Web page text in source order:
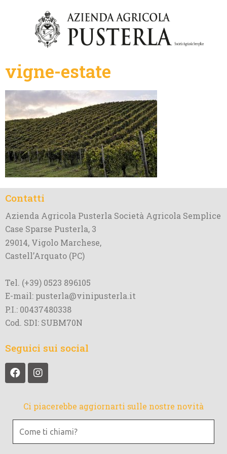
vigne-estate
Contatti
Azienda Agricola Pusterla Società Agricola Semplice
Case Sparse Pusterla, 3
29014, Vigolo Marchese,
Castell’Arquato (PC)
Tel. (+39) 0523 896105
E-mail: pusterla@vinipusterla.it
P.I.: 00437480338
Cod. SDI: SUBM70N
Seguici sui social
Ci piacerebbe aggiornarti sulle nostre novità